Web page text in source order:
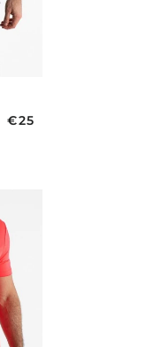
AANBIEDINGSPRIJS
€25